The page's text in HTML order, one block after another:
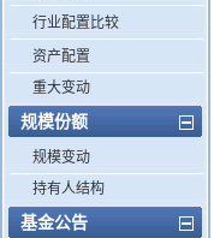
行业配置比较
资产配置
重大变动
规模份额
规模变动
持有人结构
基金公告